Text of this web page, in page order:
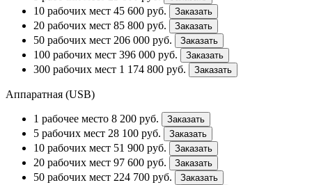
10 рабочих мест 45 600 руб. Заказать
20 рабочих мест 85 800 руб. Заказать
50 рабочих мест 206 000 руб. Заказать
100 рабочих мест 396 000 руб. Заказать
300 рабочих мест 1 174 800 руб. Заказать
Аппаратная (USB)
1 рабочее место 8 200 руб. Заказать
5 рабочих мест 28 100 руб. Заказать
10 рабочих мест 51 900 руб. Заказать
20 рабочих мест 97 600 руб. Заказать
50 рабочих мест 224 700 руб. Заказать